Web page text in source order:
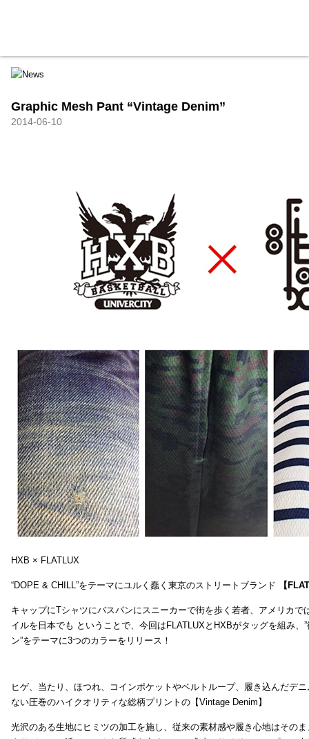
Graphic Mesh Pant “Vintage Denim”
2014-06-10
HXB × FLATLUX
“DOPE & CHILL”をテーマにユルく蠢く東京のストリートブランド 【
キャップにTシャツにバスパンにスニーカーで街を歩く若者、アメリカで
イルを日本でも ということで、今回はFLATLUXとHXBがタッグを組み、
ン”をテーマに3つのカラーをリリース！
ヒゲ、当たり、ほつれ、コインポケットやベルトループ、履き込んだデ
ない圧巻のハイクオリティな総柄プリントの【Vintage Denim】
光沢のある生地にヒミツの加工を施し、従来の素材感や履き心地はそのま